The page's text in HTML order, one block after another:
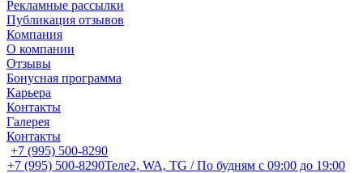
Рекламные рассылки
Публикация отзывов
Компания
О компании
Отзывы
Бонусная программа
Карьера
Контакты
Галерея
Контакты
+7 (995) 500-8290
+7 (995) 500-8290Теле2, WA, TG / По будням c 09:00 до 19:00